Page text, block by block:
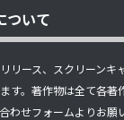
ついて
リース、スクリーンキ
す。著作物は全て各著
わせフォームよりお願